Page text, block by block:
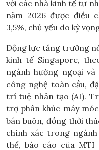
với các nhà kinh tế tư
năm 2026 được điều
3,5%, chủ yếu do kỳ
Động lực tăng trưởng
kinh tế Singapore,
ngành hướng ngoại
công nghệ toàn cầu,
trí tuệ nhân tạo (AI).
trợ phân khúc máy
bán buôn, đồng thời
chính xác trong
thể, báo cáo của MTI